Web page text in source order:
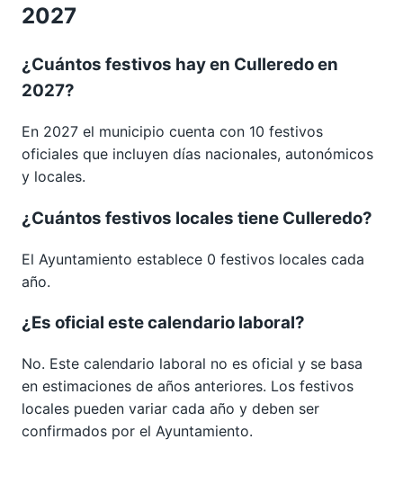
2027
¿Cuántos festivos hay en Culleredo en
2027?
En 2027 el municipio cuenta con 10 festivos
oficiales que incluyen días nacionales, autonómicos
y locales.
¿Cuántos festivos locales tiene Culleredo?
El Ayuntamiento establece 0 festivos locales cada
año.
¿Es oficial este calendario laboral?
No. Este calendario laboral no es oficial y se basa
en estimaciones de años anteriores. Los festivos
locales pueden variar cada año y deben ser
confirmados por el Ayuntamiento.